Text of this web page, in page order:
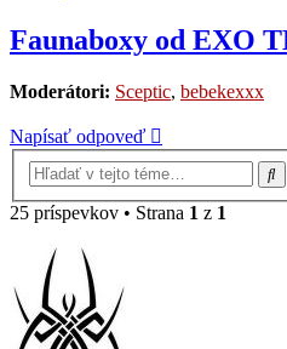
Faunaboxy od EXO
Moderátori: Sceptic, bebekexxx
Napísať odpoveď
25 príspevkov • Strana 1 z 1